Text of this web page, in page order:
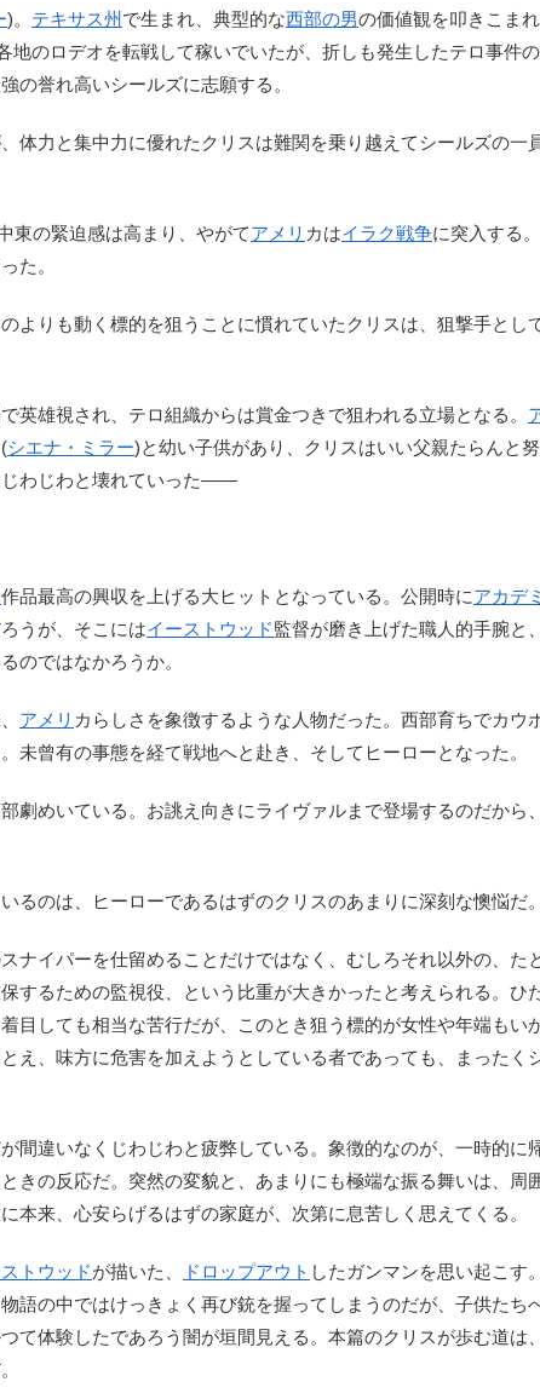
)。 テキサス州 で生まれ、典型的な西部の男の価値観を叩きこまれ
のロデオを転戦して稼いでいたが、折しも発生したテロ事件の
の誉れ高いシールズに志願する。
体力と集中力に優れたクリスは難関を乗り越えてシールズの一
東の緊迫感は高まり、やがてアメリ カはイラク戦争に突入する。
た。
よりも動く標的を狙うことに慣れていたクリスは、狙撃手とし
雄視され、テロ組織からは賞金つきで狙われる立場となる。
シエナ・ミラー)と幼い子供があり、クリスはいい父親たらんと努
じわじわと壊れていった――
作品最高の興収を上げる大ヒットとなっている。公開時にアカデミ
うが、そこにはイーストウッド監督が磨き上げた職人的手腕と、
のではなかろうか。
アメリ カらしさを象徴するような人物だった。西部育ちでカウ
未曾有の事態を経て戦地へと赴き、そしてヒーローとなった。
めいている。お誂え向きにライヴァルまで登場するのだから、
のは、ヒーローであるはずのクリスのあまりに深刻な懊悩だ。
イパーを仕留めることだけではなく、むしろそれ以外の、た
するための監視役、という比重が大きかったと考えられる。ひ
目しても相当な苦行だが、このとき狙う標的が女性や年端もい
え、味方に危害を加えようとしている者であっても、まったく
間違いなくじわじわと疲弊している。象徴的なのが、一時的に
きの反応だ。突然の変貌と、あまりにも極端な振る舞いは、周
本来、心安らげるはずの家庭が、次第に息苦しく思えてくる。
トウッドが描いた、 ドロップアウト したガンマンを思い起こす。
語の中ではけっきょく再び銃を握ってしまうのだが、子供たち
て体験したであろう闇が垣間見える。本篇のクリスが歩む道は、